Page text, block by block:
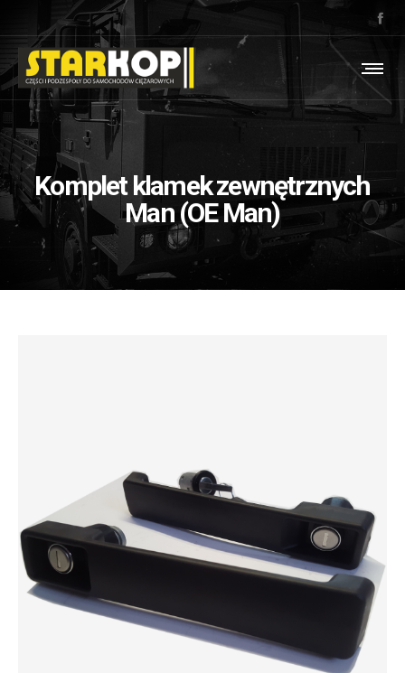
Komplet klamek zewnętrznych
Man (OE Man)